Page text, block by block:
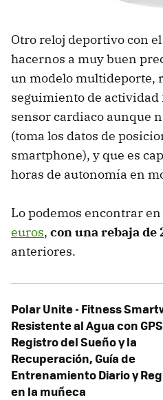
Otro reloj deportivo con
hacernos a muy buen
un modelo multideporte,
seguimiento de actividad
sensor cardiaco aunque
(toma los datos de
smartphone), y que es
horas de autonomía en
Lo podemos encontrar
euros, con una rebaja de
anteriores.
Polar Unite - Fitness
Resistente al Agua con
Registro del Sueño y la
Recuperación, Guía de
Entrenamiento Diario y
en la muñeca